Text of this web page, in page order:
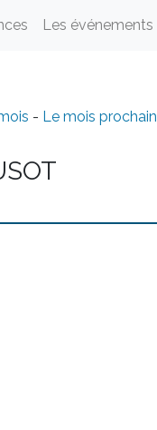
Les événements
- Le mois prochain